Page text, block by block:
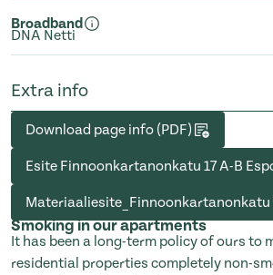
Broadband
DNA Netti
Extra info
Download page info (PDF)
Esite Finnoonkartanonkatu 17 A-B
Materiaaliesite_Finnoonkartanonkatu
Smoking in our apartments
It has been a long-term policy of ours to
residential properties completely non-